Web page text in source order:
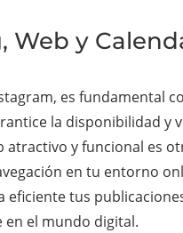
y
es fundamental
la disponibilidad y
y funcional es
en tu entorno
tus
en el mundo digital.